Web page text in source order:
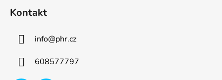
Kontakt
info@phr.cz
608577797